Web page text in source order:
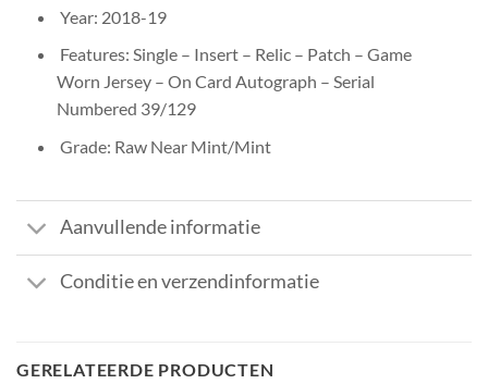
Year: 2018-19
Features: Single – Insert – Relic – Patch – Game
Worn Jersey – On Card Autograph – Serial
Numbered 39/129
Grade: Raw Near Mint/Mint
Aanvullende informatie
Conditie en verzendinformatie
GERELATEERDE PRODUCTEN